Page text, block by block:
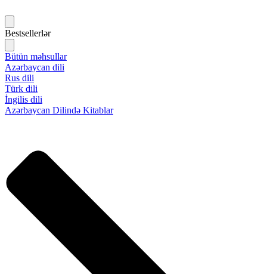
Bestsellerlər
Bütün məhsullar
Azərbaycan dili
Rus dili
Türk dili
İngilis dili
Azərbaycan Dilində Kitablar